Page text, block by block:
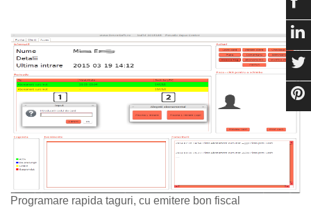
Programare rapida taguri, cu emitere bon fiscal